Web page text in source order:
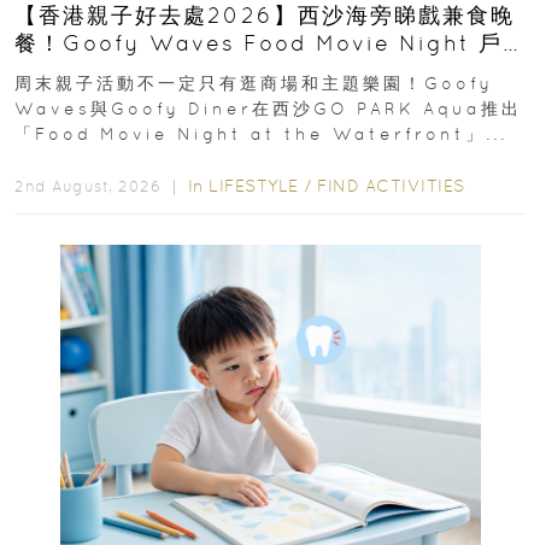
【香港親子好去處2026】西沙海旁睇戲兼食晚
餐！Goofy Waves Food Movie Night 戶
外影院逢週末登場
周末親子活動不一定只有逛商場和主題樂園！Goofy
Waves與Goofy Diner在西沙GO PARK Aqua推出
「Food Movie Night at the Waterfront」...
2nd August, 2026 ｜ In LIFESTYLE / FIND ACTIVITIES